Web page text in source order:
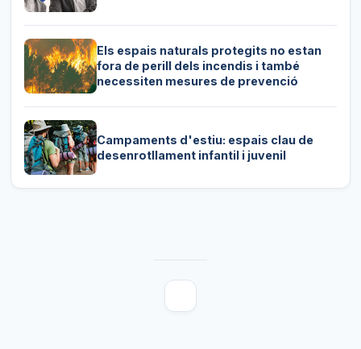
Els espais naturals protegits no estan
fora de perill dels incendis i també
necessiten mesures de prevenció
Campaments d'estiu: espais clau de
desenrotllament infantil i juvenil